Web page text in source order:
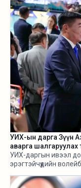
УИХ-ын дарга Зүүн
аварга
УИХ-даргын ивээл
эрэгтэйчүүдийн